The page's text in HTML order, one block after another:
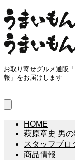
お取り寄せグルメ通販
報」をお届けします
HOME
萩原章史 男の
スタッフブロ
商品情報